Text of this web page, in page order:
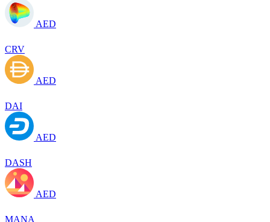
AED
CRV
AED
DAI
AED
DASH
AED
MANA